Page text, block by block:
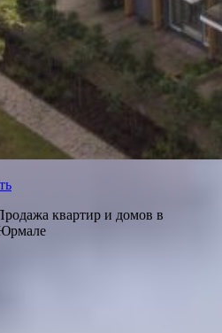
квартир и домов в